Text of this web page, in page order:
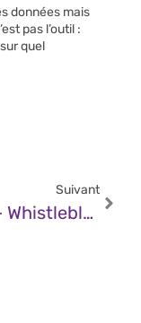
données mais
pas l’outil :
quel
Suivant
Krebs – Whistleblower: DOGE Siphoned NLRB Case Data